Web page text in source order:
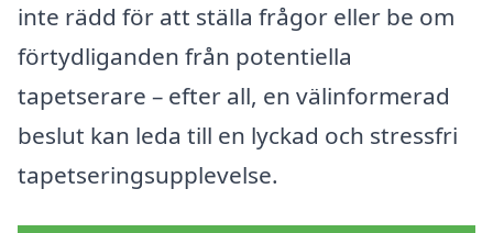
inte rädd för att ställa frågor eller be om
förtydliganden från potentiella
tapetserare – efter all, en välinformerad
beslut kan leda till en lyckad och stressfri
tapetseringsupplevelse.